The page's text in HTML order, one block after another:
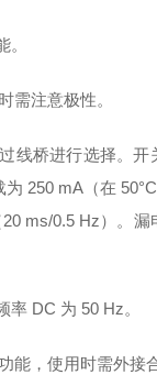
需注意极性。
线桥进行选择。
250 mA（在
ms/0.5 Hz）。
DC 为 50 Hz。
，使用时需外接